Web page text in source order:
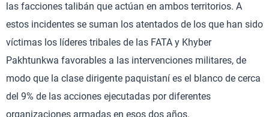
las facciones talibán que actúan en ambos territorios. A
estos incidentes se suman los atentados de los que han sido
víctimas los líderes tribales de las FATA y Khyber
Pakhtunkwa favorables a las intervenciones militares, de
modo que la clase dirigente paquistaní es el blanco de cerca
del 9% de las acciones ejecutadas por diferentes
organizaciones armadas en esos dos años.